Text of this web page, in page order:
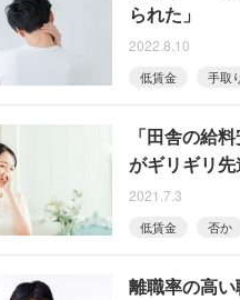
られた」
2022.8.10
低賃金 手取
「田舎の給
がギリギリ
2021.7.3
低賃金 否か
離職率の高